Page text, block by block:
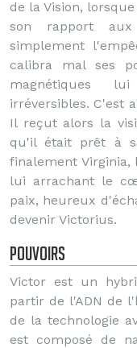
de la Vision,
son rapport aux
simplement
calibra mal ses
magnétiques
irréversibles. C'est
Il reçut alors la
qu'il était prêt à
finalement Virginia,
lui arrachant le
paix, heureux
devenir Victorius.
Pouvoirs
Victor est un
partir de l'ADN de
de la technologie
est composé de